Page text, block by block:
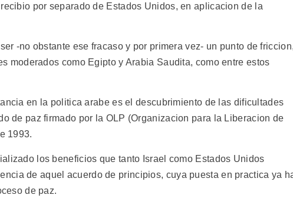
por separado de Estados Unidos, en aplicacion de la
-no obstante ese fracaso y por primera vez- un punto de
moderados como Egipto y Arabia Saudita, como entre estos
en la politica arabe es el descubrimiento de las dificultades
de paz firmado por la OLP (Organizacion para la Liberacion de
1993.
los beneficios que tanto Israel como Estados Unidos
de aquel acuerdo de principios, cuya puesta en practica ya
de paz.